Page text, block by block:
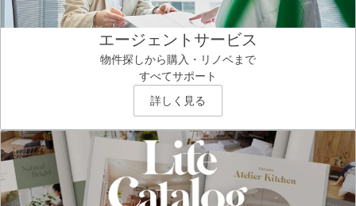
エージェントサービス
物件探しから購入・リノベまで
すべてサポート
詳しく見る